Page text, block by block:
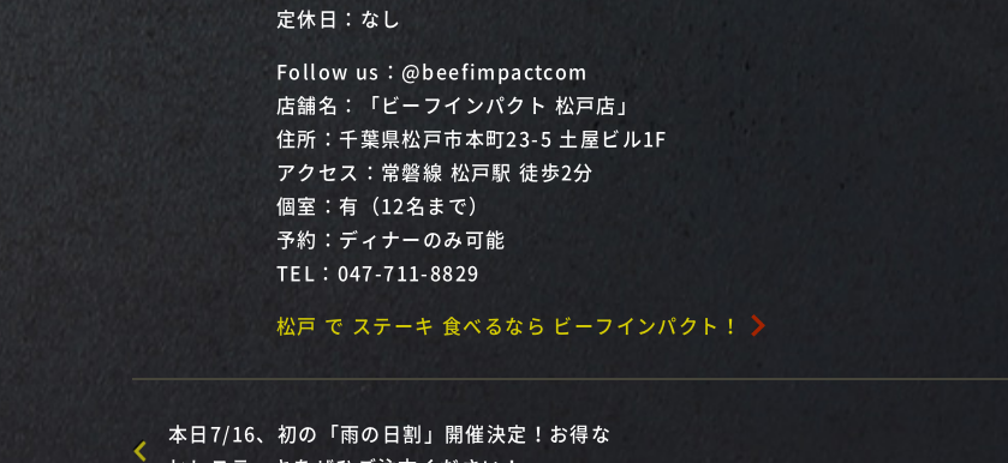
定休日：なし
Follow us：@beefimpactcom
店舗名：「ビーフインパクト 松戸店」
住所：千葉県松戸市本町23-5 土屋ビル1F
アクセス：常磐線 松戸駅 徒歩2分
個室：有（12名まで）
予約：ディナーのみ可能
TEL：047-711-8829
松戸 で ステーキ 食べるなら ビーフインパクト！
本日7/16、初の「雨の日割」開催決定！お得な